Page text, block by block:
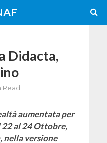
Didacta,
Read
aumentata per
al 24 Ottobre,
nella versione